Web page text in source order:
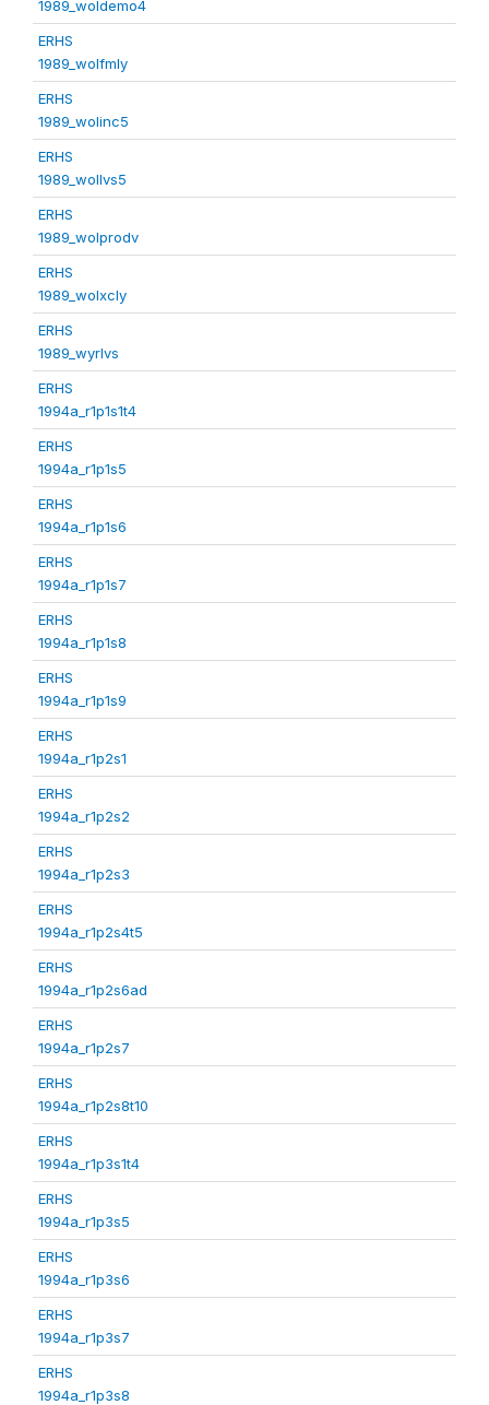
1989_woldemo4
ERHS
1989_wolfmly
ERHS
1989_wolinc5
ERHS
1989_wollvs5
ERHS
1989_wolprodv
ERHS
1989_wolxcly
ERHS
1989_wyrlvs
ERHS
1994a_r1p1s1t4
ERHS
1994a_r1p1s5
ERHS
1994a_r1p1s6
ERHS
1994a_r1p1s7
ERHS
1994a_r1p1s8
ERHS
1994a_r1p1s9
ERHS
1994a_r1p2s1
ERHS
1994a_r1p2s2
ERHS
1994a_r1p2s3
ERHS
1994a_r1p2s4t5
ERHS
1994a_r1p2s6ad
ERHS
1994a_r1p2s7
ERHS
1994a_r1p2s8t10
ERHS
1994a_r1p3s1t4
ERHS
1994a_r1p3s5
ERHS
1994a_r1p3s6
ERHS
1994a_r1p3s7
ERHS
1994a_r1p3s8